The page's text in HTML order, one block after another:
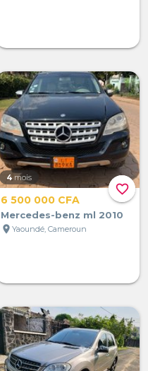
favorite_border
4 mois
6 500 000 CFA
Mercedes-benz ml 2010
location_on Yaoundé, Cameroun